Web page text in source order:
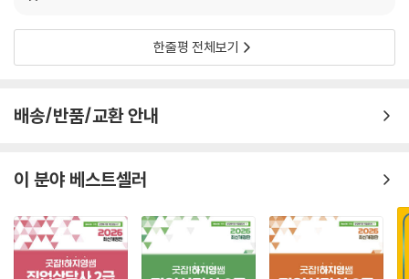
한줄평 전체보기
배송/반품/교환 안내
이 분야 베스트셀러